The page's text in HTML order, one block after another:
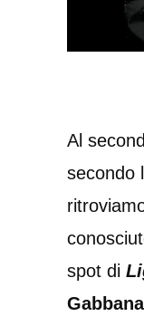
Al
secondo
spot di
Gabbana